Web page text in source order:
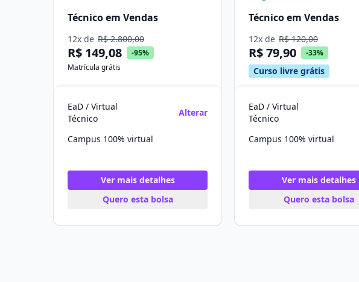
Técnico em Vendas
12x de R$ 2.800,00
R$ 149,08
-95%
Matrícula grátis
EaD / Virtual
Técnico
Alterar
Campus 100% virtual
Ver mais detalhes
Quero esta bolsa
Técnico em Vendas
12x de R$ 120,00
R$ 79,90 -33%
Curso livre grátis
EaD / Virtual
Técnico
Campus 100% virtual
Ver mais detalhes
Quero esta bolsa